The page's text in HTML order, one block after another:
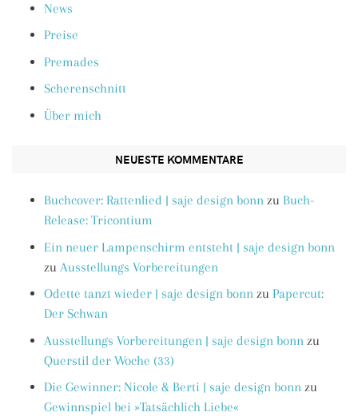
News
Preise
Premades
Scherenschnitt
Über mich
NEUESTE KOMMENTARE
Buchcover: Rattenlied | saje design bonn zu Buch-
Release: Tricontium
Ein neuer Lampenschirm entsteht | saje design bonn
zu Ausstellungs Vorbereitungen
Odette tanzt wieder | saje design bonn zu Papercut:
Der Schwan
Ausstellungs Vorbereitungen | saje design bonn zu
Querstil der Woche (33)
Die Gewinner: Nicole & Berti | saje design bonn zu
Gewinnspiel bei »Tatsächlich Liebe«